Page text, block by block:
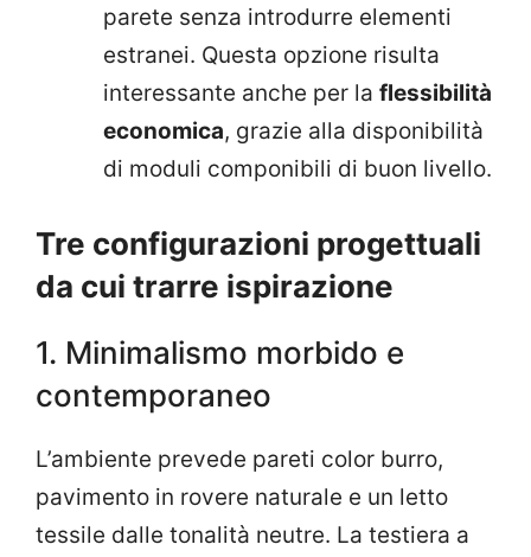
parete senza introdurre elementi
estranei. Questa opzione risulta
interessante anche per la flessibilità
economica, grazie alla disponibilità
di moduli componibili di buon livello.
Tre configurazioni progettuali
da cui trarre ispirazione
1. Minimalismo morbido e
contemporaneo
L’ambiente prevede pareti color burro,
pavimento in rovere naturale e un letto
tessile dalle tonalità neutre. La testiera a